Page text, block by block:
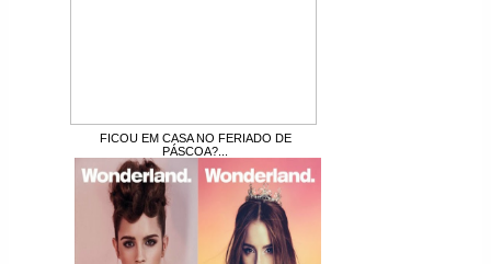
FICOU EM CASA NO FERIADO DE
PÁSCOA?...